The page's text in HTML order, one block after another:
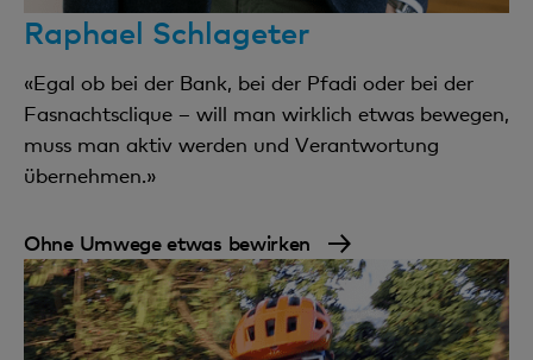
Raphael Schlageter
«Egal ob bei der Bank, bei der Pfadi oder bei der
Fasnachtsclique – will man wirklich etwas bewegen,
muss man aktiv werden und Verantwortung
übernehmen.»
Ohne Umwege etwas bewirken